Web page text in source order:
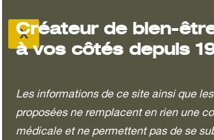
X
Créateur de bien-
à vos côtés depuis
Les informations de ce site ainsi que
proposées ne remplacent en rien une
médicale et ne permettent pas de se